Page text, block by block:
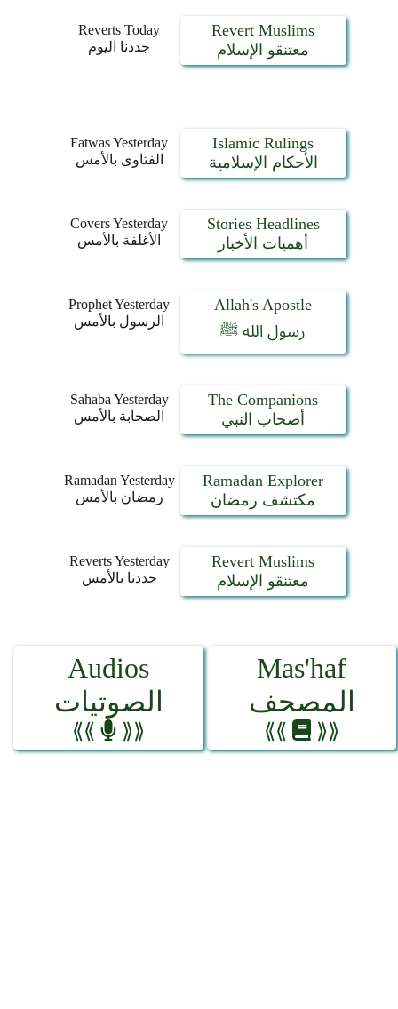
Reverts Today
جددنا اليوم
Revert Muslims
معتنقو الإسلام
Fatwas Yesterday
الفتاوى بالأمس
Islamic Rulings
الأحكام الإسلامية
Covers Yesterday
الأغلفة بالأمس
Stories Headlines
أهميات الأخبار
Prophet Yesterday
الرسول بالأمس
Allah's Apostle
رسول الله ﷺ
Sahaba Yesterday
الصحابة بالأمس
The Companions
أصحاب النبي
Ramadan Yesterday
رمضان بالأمس
Ramadan Explorer
مكتشف رمضان
Reverts Yesterday
جددنا بالأمس
Revert Muslims
معتنقو الإسلام
Audios
الصوتيات
⟪⟪ ⟫⟫
Mas'haf
المصحف
⟪⟪ ⟫⟫